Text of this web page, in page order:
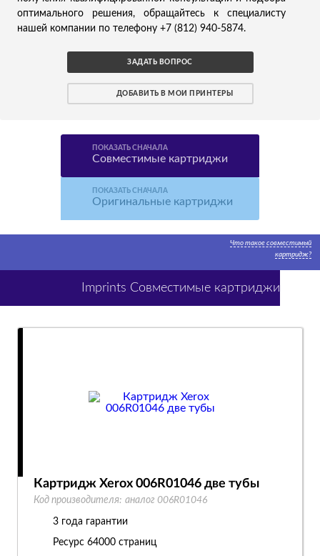
оптимального решения, обращайтесь к специалисту
нашей компании по телефону +7 (812) 940-5874.
ЗАДАТЬ ВОПРОС
ДОБАВИТЬ В МОИ ПРИНТЕРЫ
ПОКАЗАТЬ СНАЧАЛА
Совместимые картриджи
ПОКАЗАТЬ СНАЧАЛА
Оригинальные картриджи
Что такое совместимый
картридж?
Imprints Совместимые картриджи
Картридж Xerox 006R01046 две тубы
Код производителя: аналог 006R01046
3 года гарантии
Ресурс 64000 страниц